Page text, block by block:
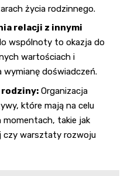
życia rodzinnego.
relacji z innymi
wspólnoty to okazja do
wartościach i
wymianę doświadczeń.
rodziny: Organizacja
które mają na celu
takie jak
czy warsztaty rozwoju